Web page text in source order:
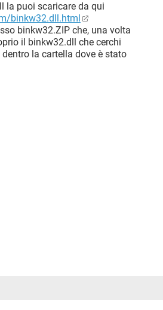
la puoi scaricare da qui
binkw32.dll.html
binkw32.ZIP che, una volta
il binkw32.dll che cerchi
la cartella dove è stato